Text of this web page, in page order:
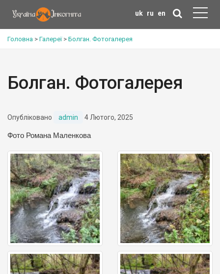
uk ru en
Головна > Галереї> Болган. Фотогалерея
Болган. Фотогалерея
Опубліковано admin 4 Лютого, 2025
Фото Романа Маленкова